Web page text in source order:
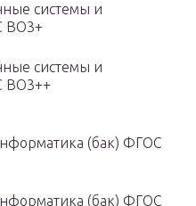
системы и
ВО3+
системы и
ВО3++
(бак) ФГОС
(бак) ФГОС